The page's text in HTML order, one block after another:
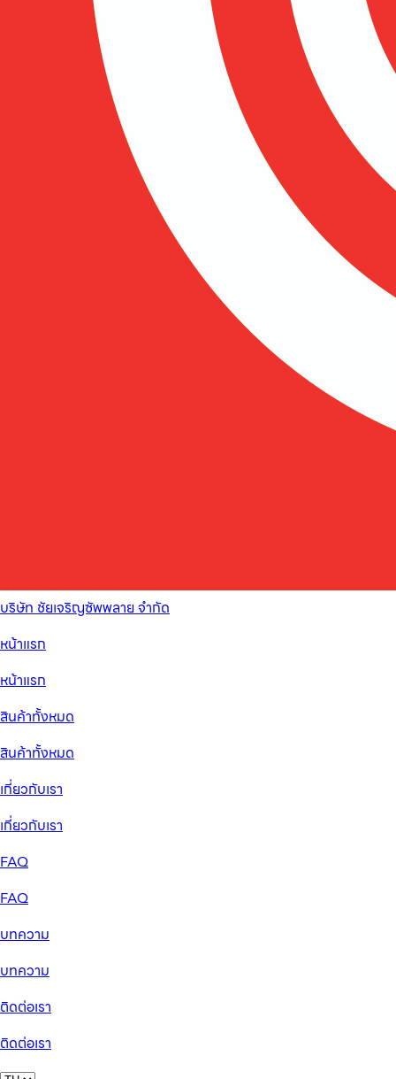
บริษัท ชัยเจริญซัพพลาย จำกัด
หน้าแรก
หน้าแรก
สินค้าทั้งหมด
สินค้าทั้งหมด
เกี่ยวกับเรา
เกี่ยวกับเรา
FAQ
FAQ
บทความ
บทความ
ติดต่อเรา
ติดต่อเรา